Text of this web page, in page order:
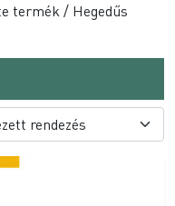
termék / Hegedűs